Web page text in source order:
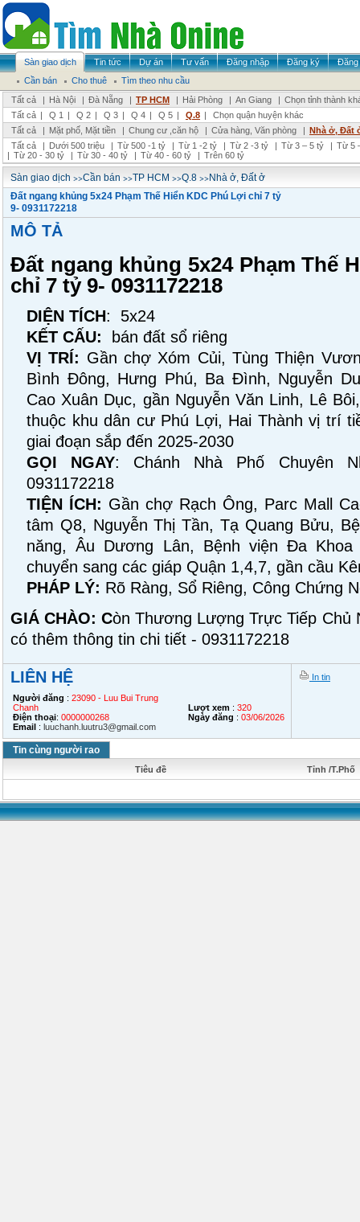
Sàn giao dịch Tin tức Dự án Tư vấn Đăng nhập Đăng ký
Đăng
Cần bán
Cho thuê
Tìm theo nhu cầu
Tất cả
| Hà Nội | Đà Nẵng | TP HCM | Hải Phòng | An Giang | Chọn tỉnh thành
Tất cả | Q 1 | Q 2 | Q 3 | Q 4 | Q 5 | Q.8 |
Chọn quận huyện khác
Tất cả
| Mặt phố, Mặt tiền | Chung cư ,căn hộ | Cửa hàng, Văn phòng | Nhà ở, Đất
Tất cả
| Dưới 500 triệu | Từ 500 -1 tỷ | Từ 1 -2 tỷ | Từ 2 -3 tỷ | Từ 3 – 5 tỷ | Từ 5
| Từ 20 - 30 tỷ | Từ 30 - 40 tỷ | Từ 40 - 60 tỷ | Trên 60 tỷ
Sàn giao dịch >>Cần bán >>TP HCM >>Q.8 >>Nhà ở, Đất ở
Đất ngang khủng 5x24 Phạm Thế Hiển KDC Phú Lợi chỉ 7 tỷ
9- 0931172218
MÔ TẢ
Đất ngang khủng 5x24 Phạm Thế
chỉ 7 tỷ 9- 0931172218
DIỆN TÍCH: 5x24
KẾT CẤU:
bán đất sổ riêng
VỊ TRÍ: Gần chợ Xóm Củi, Tùng Thiện
Bình Đông, Hưng Phú, Ba Đình, Nguyễn
Cao Xuân Dục, gần Nguyễn Văn Linh, Lê
thuộc khu dân cư Phú Lợi, Hai Thành vị trí
giai đoạn sắp đến 2025-2030
GỌI NGAY: Chánh Nhà Phố Chuyên
0931172218
TIỆN ÍCH: Gần chợ Rạch Ông, Parc Mall
tâm Q8, Nguyễn Thị Tần, Tạ Quang Bửu,
năng, Âu Dương Lân, Bệnh viện Đa
chuyển sang các giáp Quận 1,4,7, gần cầu
PHÁP LÝ: Rõ Ràng, Sổ Riêng, Công Chứng
GIÁ CHÀO: Còn Thương Lượng Trực Tiếp Chủ
có thêm thông tin chi tiết - 0931172218
LIÊN HỆ
Người đăng : 23090 - Luu Bui Trung
Chanh
Điện thoại: 0000000268
Email : luuchanh.luutru3@gmail.com
Lượt xem : 320
Ngày đăng : 03/06/2026
In tin
Tin cùng người rao
Tiêu đề Tỉnh /T.Phố